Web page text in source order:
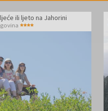
ili ljeto na Jahorini